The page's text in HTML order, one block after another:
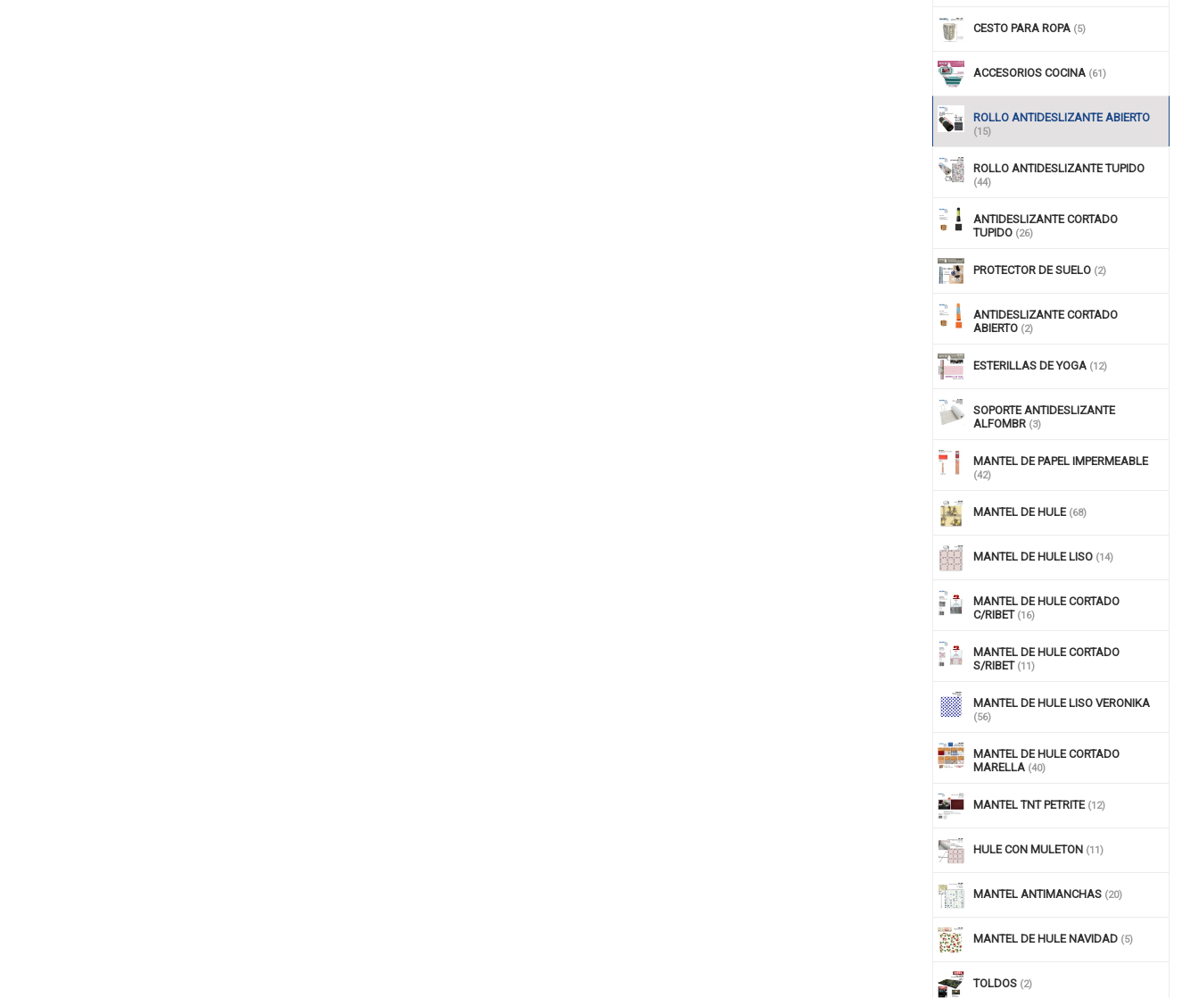
CESTO PARA ROPA (5)
ACCESORIOS COCINA (61)
ROLLO ANTIDESLIZANTE ABIERTO
(15)
ROLLO ANTIDESLIZANTE TUPIDO
(44)
ANTIDESLIZANTE CORTADO
TUPIDO (26)
PROTECTOR DE SUELO (2)
ANTIDESLIZANTE CORTADO
ABIERTO (2)
ESTERILLAS DE YOGA (12)
SOPORTE ANTIDESLIZANTE
ALFOMBR (3)
MANTEL DE PAPEL IMPERMEABLE
(42)
MANTEL DE HULE (68)
MANTEL DE HULE LISO (14)
MANTEL DE HULE CORTADO
C/RIBET (16)
MANTEL DE HULE CORTADO
S/RIBET (11)
MANTEL DE HULE LISO VERONIKA
(56)
MANTEL DE HULE CORTADO
MARELLA (40)
MANTEL TNT PETRITE (12)
HULE CON MULETON (11)
MANTEL ANTIMANCHAS (20)
MANTEL DE HULE NAVIDAD (5)
TOLDOS (2)